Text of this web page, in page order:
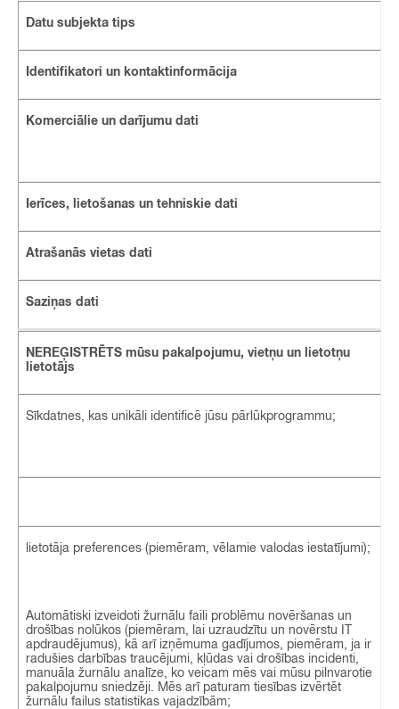
Datu subjekta tips
Identifikatori un kontaktinformācija
Komerciālie un darījumu dati
Ierīces, lietošanas un tehniskie dati
Atrašanās vietas dati
Saziņas dati
NEREĢISTRĒTS mūsu pakalpojumu, vietņu un lietotņu
lietotājs
Sīkdatnes, kas unikāli identificē jūsu pārlūkprogrammu;
lietotāja preferences (piemēram, vēlamie valodas iestatījumi);
Automātiski izveidoti žurnālu faili problēmu novēršanas un
drošības nolūkos (piemēram, lai uzraudzītu un novērstu IT
apdraudējumus), kā arī izņēmuma gadījumos, piemēram, ja ir
radušies darbības traucējumi, kļūdas vai drošības incidenti,
manuāla žurnālu analīze, ko veicam mēs vai mūsu pilnvarotie
pakalpojumu sniedzēji. Mēs arī paturam tiesības izvērtēt
žurnālu failus statistikas vajadzībām;